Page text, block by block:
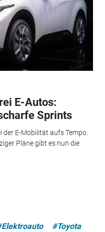
E-Autos:
Sprints
E-Mobilität aufs Tempo.
Pläne gibt es nun die
#Toyota